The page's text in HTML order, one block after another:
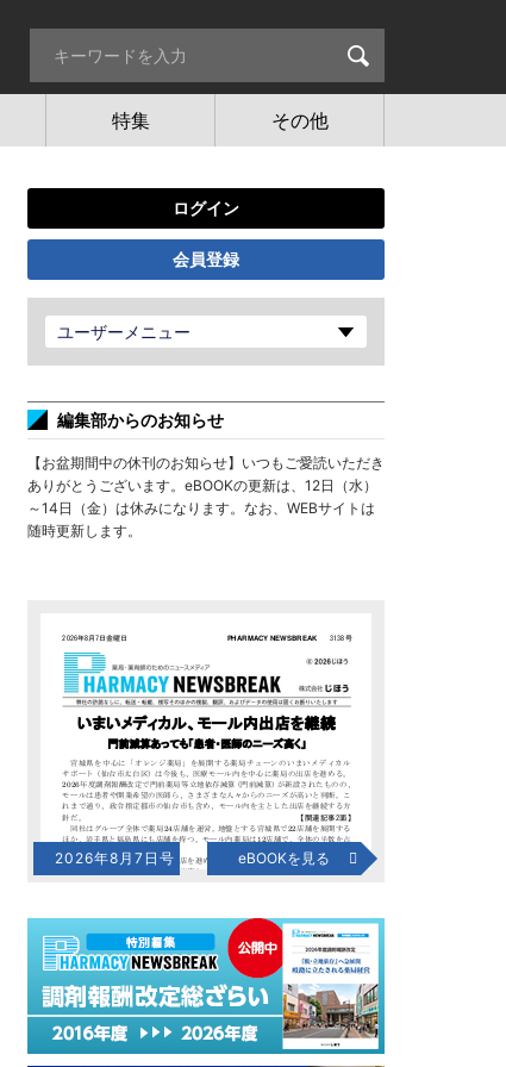
特集 その他
ログイン
会員登録
ユーザーメニュー
編集部からのお知らせ
【お盆期間中の休刊のお知らせ】いつもご愛読いただき
ありがとうございます。eBOOKの更新は、12日（水）
～14日（金）は休みになります。なお、WEBサイトは
随時更新します。
2026年8月7日号 eBOOKを見る